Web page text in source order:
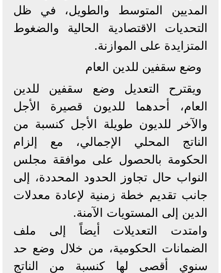
المديين المتوسط والطويل، في ظل
التحديات الاقتصادية الحالية والضغوط
المتزايدة على الموازنة.
وضع سقفين للدين العام
ويقترح التعديل وضع سقفين للدين
العام، أحدهما للديون قصيرة الأجل
والآخر للديون طويلة الأجل كنسبة من
الناتج المحلي الإجمالي، مع إلزام
الحكومة بالحصول على موافقة مجلس
النواب حال تجاوز الحدود المحددة، إلى
جانب تقديم خطة زمنية لإعادة معدلات
الدين إلى المستويات الآمنة.
وامتدت التعديلات أيضاً إلى ملف
الضمانات الحكومية، من خلال وضع حد
سنوي أقصى لها كنسبة من الناتج